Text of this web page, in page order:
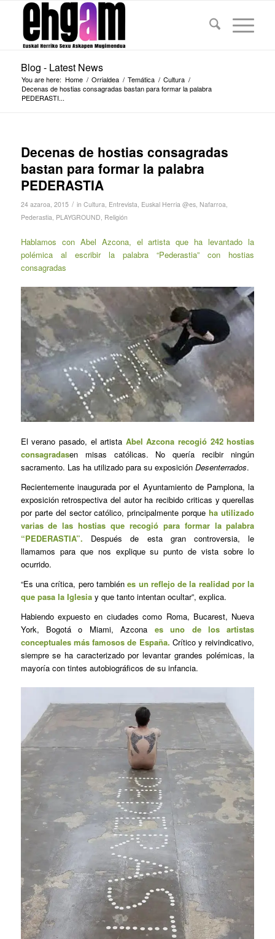
Blog - Latest News
You are here: Home / Orrialdea / Temática / Cultura /
Decenas de hostias consagradas bastan para formar la palabra
PEDERASTI...
Decenas de hostias consagradas
bastan para formar la palabra
PEDERASTIA
24 azaroa, 2015 / in Cultura, Entrevista, Euskal Herria @es, Nafarroa,
Pederastia, PLAYGROUND, Religión
Hablamos con Abel Azcona, el artista que ha levantado la
polémica al escribir la palabra “Pederastia” con hostias
consagradas
El verano pasado, el artista Abel Azcona recogió 242 hostias
consagradasen misas católicas. No quería recibir ningún
sacramento. Las ha utilizado para su exposición Desenterrados.
Recientemente inaugurada por el Ayuntamiento de Pamplona, la
exposición retrospectiva del autor ha recibido criticas y querellas
por parte del sector católico, principalmente porqueha utilizado
varias de las hostias que recogió para formar la palabra
“PEDERASTIA”. Después de esta gran controversia, le
llamamos para que nos explique su punto de vista sobre lo
ocurrido.
“Es una crítica, pero tambiénes un reflejo de la realidad por la
que pasa la Iglesiay que tanto intentan ocultar”, explica.
Habiendo expuesto en ciudades como Roma, Bucarest, Nueva
York, Bogotá o Miami, Azcona es uno de los artistas
conceptuales más famosos de España. Crítico y reivindicativo,
siempre se ha caracterizado por levantar grandes polémicas, la
mayoría con tintes autobiográficos de su infancia.